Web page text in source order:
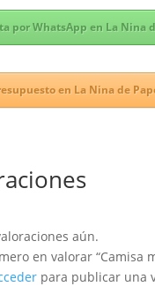
por WhatsApp en La Nina
en La Nina de
aún.
en valorar “Camisa
para publicar una